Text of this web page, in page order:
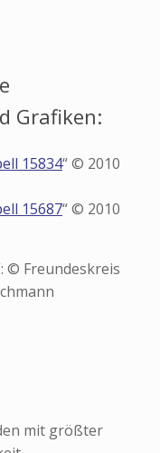
Grafiken:
15834“ © 2010
15687“ © 2010
© Freundeskreis
mit größter